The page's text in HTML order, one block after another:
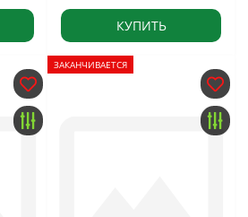
КУПИТЬ
ЗАКАНЧИВАЕТСЯ